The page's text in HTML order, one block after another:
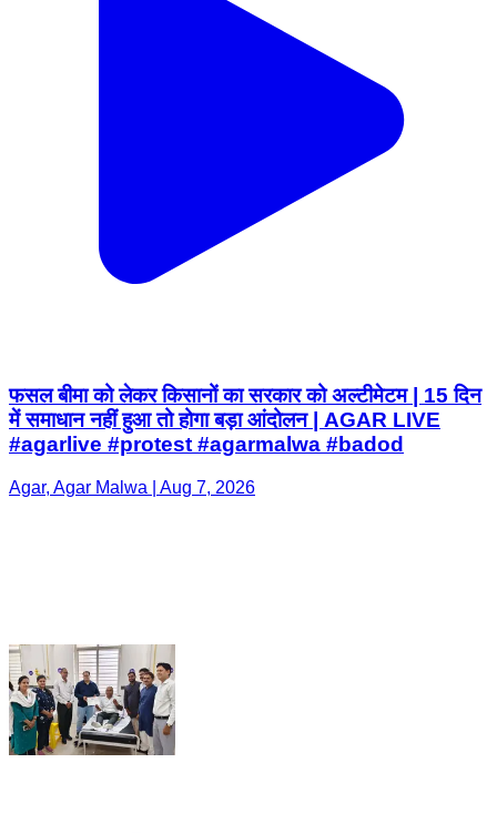
फसल बीमा को लेकर किसानों का सरकार को अल्टीमेटम | 15 दिन
में समाधान नहीं हुआ तो होगा बड़ा आंदोलन | AGAR LIVE
#agarlive #protest #agarmalwa #badod
Agar, Agar Malwa | Aug 7, 2026